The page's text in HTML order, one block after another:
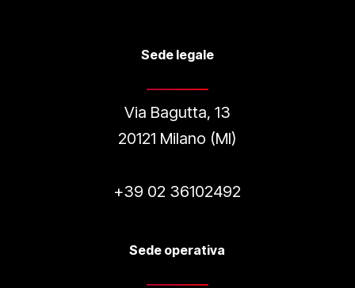
Sede legale
Via Bagutta, 13
20121 Milano (MI)
+39 02 36102492
Sede operativa